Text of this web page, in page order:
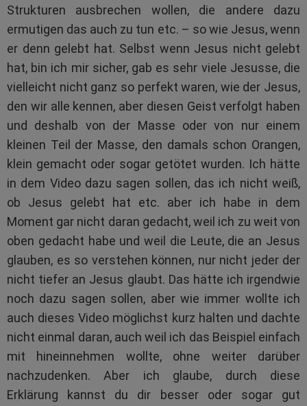
Strukturen ausbrechen wollen, die andere dazu
ermutigen das auch zu tun etc. – so wie Jesus, wenn
er denn gelebt hat. Selbst wenn Jesus nicht gelebt
hat, bin ich mir sicher, gab es sehr viele Jesusse, die
vielleicht nicht ganz so perfekt waren, wie der Jesus,
den wir alle kennen, aber diesen Geist verfolgt haben
und deshalb von der Masse oder von nur einem
kleinen Teil der Masse, den damals schon Orangen,
klein gemacht oder sogar getötet wurden. Ich hätte
in dem Video dazu sagen sollen, das ich nicht weiß,
ob Jesus gelebt hat etc. aber ich habe in dem
Moment gar nicht daran gedacht, weil ich zu weit von
oben gedacht habe und weil die Leute, die an Jesus
glauben, es so verstehen können, nur nicht jeder der
nicht tiefer an Jesus glaubt. Das hätte ich irgendwie
noch dazu sagen sollen, aber wie immer wollte ich
auch dieses Video möglichst kurz halten und dachte
nicht einmal daran, auch weil ich das Beispiel einfach
mit hineinnehmen wollte, ohne weiter darüber
nachzudenken. Aber ich glaube, durch diese
Erklärung kannst du dir besser oder sogar gut